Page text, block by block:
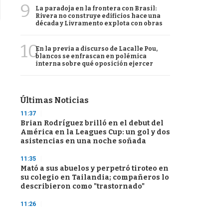
9
La paradoja en la frontera con Brasil:
Rivera no construye edificios hace una
década y Livramento explota con obras
10En la previa a discurso de Lacalle Pou,
blancos se enfrascan en polémica
interna sobre qué oposición ejercer
Últimas Noticias
11:37
Brian Rodríguez brilló en el debut del
América en la Leagues Cup: un gol y dos
asistencias en una noche soñada
11:35
Mató a sus abuelos y perpetró tiroteo en
su colegio en Tailandia; compañeros lo
describieron como "trastornado"
11:26